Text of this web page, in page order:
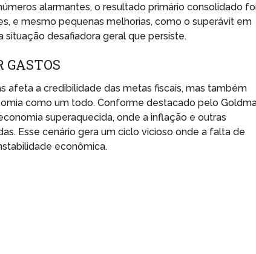
alarmantes, o resultado primário consolidado
e mesmo pequenas melhorias, como o superávit em
desafiadora geral que persiste.
GASTOS
afeta a credibilidade das metas fiscais, mas também
como um todo. Conforme destacado pelo
superaquecida, onde a inflação e outras
Esse cenário gera um ciclo vicioso onde a falta de
econômica.